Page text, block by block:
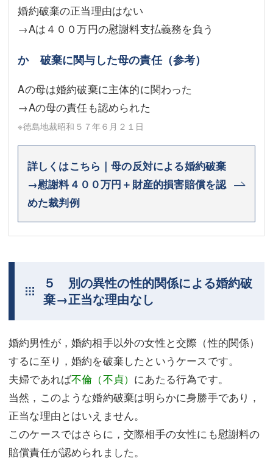
婚約破棄の正当理由はない
→Aは４００万円の慰謝料支払義務を負う
か 破棄に関与した母の責任（参考）
Aの母は婚約破棄に主体的に関わった
→Aの母の責任も認められた
※徳島地裁昭和５７年６月２１日
詳しくはこちら｜母の反対による婚約破棄
→慰謝料４００万円＋財産的損害賠償を認
めた裁判例
５ 別の異性の性的関係による婚約破
棄→正当な理由なし
婚約男性が，婚約相手以外の女性と交際（性的関係）
するに至り，婚約を破棄したというケースです。
夫婦であれば不倫（不貞） にあたる行為です。
当然，このような婚約破棄は明らかに身勝手であり，
正当な理由とはいえません。
このケースではさらに，交際相手の女性にも慰謝料の
賠償責任が認められました。